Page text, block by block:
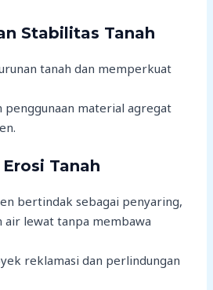
Stabilitas Tanah
tanah dan memperkuat
penggunaan material agregat
Tanah
bertindak sebagai penyaring,
air lewat tanpa membawa
reklamasi dan perlindungan